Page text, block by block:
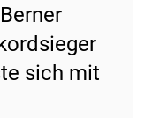
sich mit